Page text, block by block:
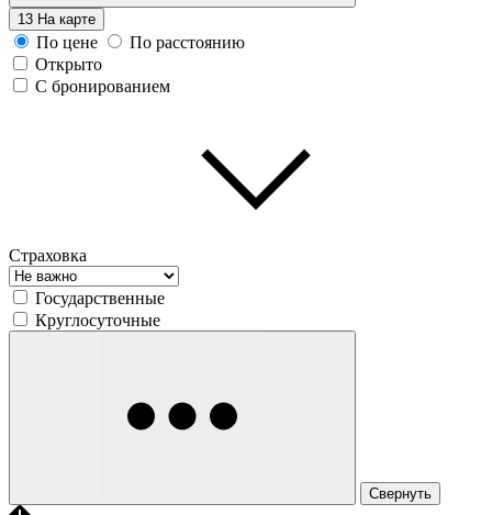
13 На карте
По цене
По расстоянию
Открыто
С бронированием
Страховка
Государственные
Круглосуточные
Свернуть